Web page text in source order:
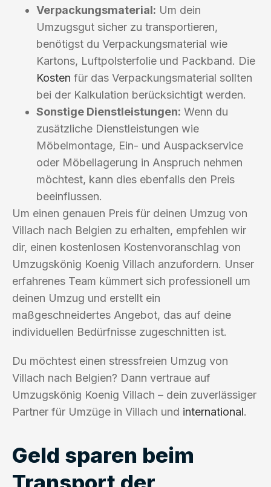
Verpackungsmaterial: Um dein
Umzugsgut sicher zu transportieren,
benötigst du Verpackungsmaterial wie
Kartons, Luftpolsterfolie und Packband. Die
Kosten für das Verpackungsmaterial sollten
bei der Kalkulation berücksichtigt werden.
Sonstige Dienstleistungen: Wenn du
zusätzliche Dienstleistungen wie
Möbelmontage, Ein- und Auspackservice
oder Möbellagerung in Anspruch nehmen
möchtest, kann dies ebenfalls den Preis
beeinflussen.
Um einen genauen Preis für deinen Umzug von
Villach nach Belgien zu erhalten, empfehlen wir
dir, einen kostenlosen Kostenvoranschlag von
Umzugskönig Koenig Villach anzufordern. Unser
erfahrenes Team kümmert sich professionell um
deinen Umzug und erstellt ein
maßgeschneidertes Angebot, das auf deine
individuellen Bedürfnisse zugeschnitten ist.
Du möchtest einen stressfreien Umzug von
Villach nach Belgien? Dann vertraue auf
Umzugskönig Koenig Villach – dein zuverlässiger
Partner für Umzüge in Villach und international.
Geld sparen beim